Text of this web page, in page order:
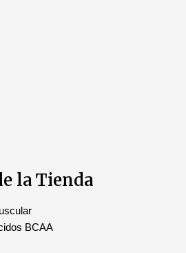
la Tienda
BCAA